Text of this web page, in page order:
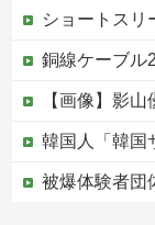
ショートスリーバ
銅線ケーブル2.2トン
【画像】影山
韓国人「韓国サッカー協会、外国人審判
被爆体験者団体（